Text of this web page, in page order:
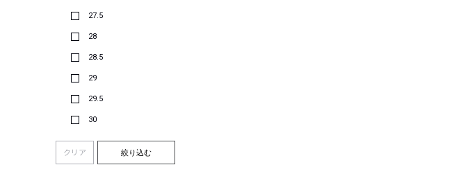
27.5
28
28.5
29
29.5
30
クリア 絞り込む